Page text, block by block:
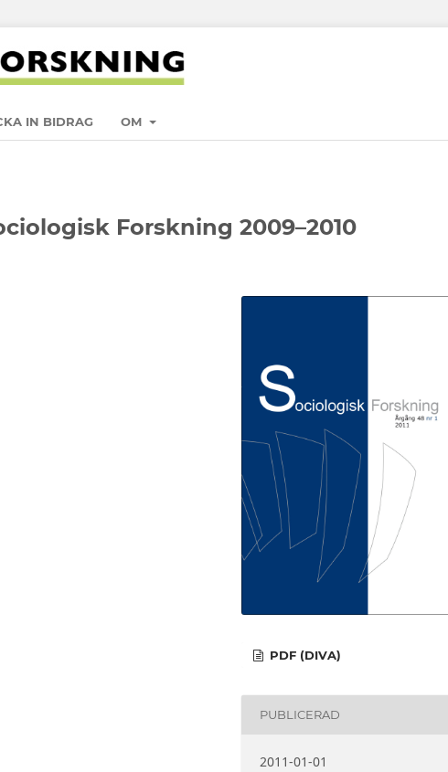
IN BIDRAG OM
Forskning 2009–2010
PDF (DIVA)
PUBLICERAD
2011-01-01